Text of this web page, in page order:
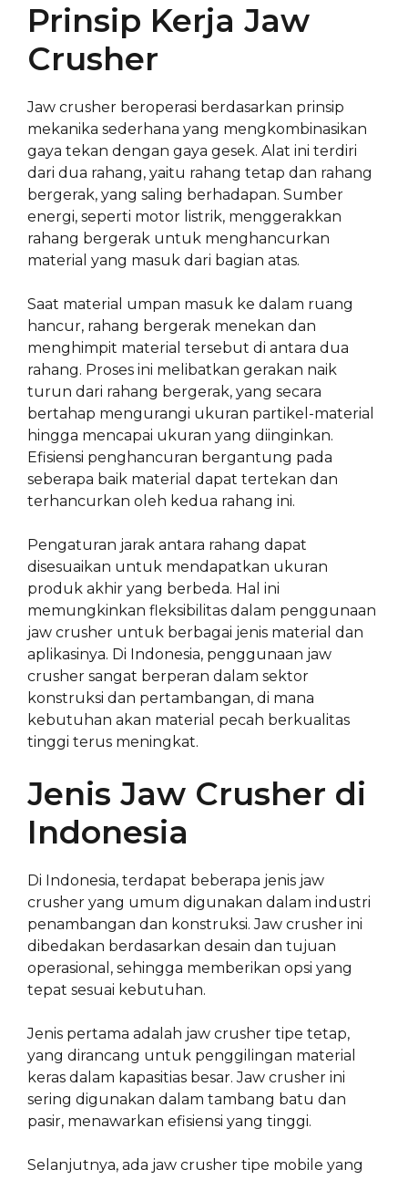
Prinsip Kerja Jaw
Crusher
Jaw crusher beroperasi berdasarkan prinsip
mekanika sederhana yang mengkombinasikan
gaya tekan dengan gaya gesek. Alat ini terdiri
dari dua rahang, yaitu rahang tetap dan rahang
bergerak, yang saling berhadapan. Sumber
energi, seperti motor listrik, menggerakkan
rahang bergerak untuk menghancurkan
material yang masuk dari bagian atas.
Saat material umpan masuk ke dalam ruang
hancur, rahang bergerak menekan dan
menghimpit material tersebut di antara dua
rahang. Proses ini melibatkan gerakan naik
turun dari rahang bergerak, yang secara
bertahap mengurangi ukuran partikel-material
hingga mencapai ukuran yang diinginkan.
Efisiensi penghancuran bergantung pada
seberapa baik material dapat tertekan dan
terhancurkan oleh kedua rahang ini.
Pengaturan jarak antara rahang dapat
disesuaikan untuk mendapatkan ukuran
produk akhir yang berbeda. Hal ini
memungkinkan fleksibilitas dalam penggunaan
jaw crusher untuk berbagai jenis material dan
aplikasinya. Di Indonesia, penggunaan jaw
crusher sangat berperan dalam sektor
konstruksi dan pertambangan, di mana
kebutuhan akan material pecah berkualitas
tinggi terus meningkat.
Jenis Jaw Crusher di
Indonesia
Di Indonesia, terdapat beberapa jenis jaw
crusher yang umum digunakan dalam industri
penambangan dan konstruksi. Jaw crusher ini
dibedakan berdasarkan desain dan tujuan
operasional, sehingga memberikan opsi yang
tepat sesuai kebutuhan.
Jenis pertama adalah jaw crusher tipe tetap,
yang dirancang untuk penggilingan material
keras dalam kapasitias besar. Jaw crusher ini
sering digunakan dalam tambang batu dan
pasir, menawarkan efisiensi yang tinggi.
Selanjutnya, ada jaw crusher tipe mobile yang